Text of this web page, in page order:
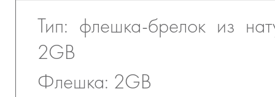
Тип: флешка-брелок из
2GB
Флешка: 2GB